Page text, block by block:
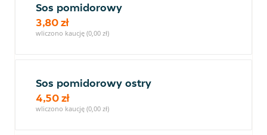
Sos pomidorowy
3,80 zł
wliczono kaucję (0,00 zł)
Sos pomidorowy ostry
4,50 zł
wliczono kaucję (0,00 zł)